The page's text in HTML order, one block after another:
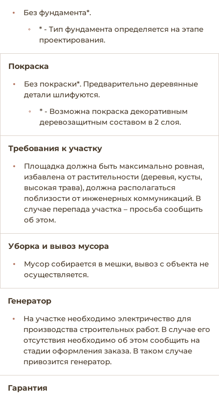
Без фундамента*.
* - Тип фундамента определяется на этапе
проектирования.
Покраска
Без покраски*. Предварительно деревянные
детали шлифуются.
* - Возможна покраска декоративным
деревозащитным составом в 2 слоя.
Требования к участку
Площадка должна быть максимально ровная,
избавлена от растительности (деревья, кусты,
высокая трава), должна располагаться
поблизости от инженерных коммуникаций. В
случае перепада участка – просьба сообщить
об этом.
Уборка и вывоз мусора
Мусор собирается в мешки, вывоз с объекта не
осуществляется.
Генератор
На участке необходимо электричество для
производства строительных работ. В случае его
отсутствия необходимо об этом сообщить на
стадии оформления заказа. В таком случае
привозится генератор.
Гарантия